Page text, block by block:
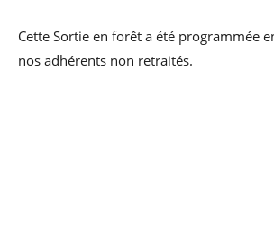
Cette Sortie en forêt a été programmée
nos adhérents non retraités.